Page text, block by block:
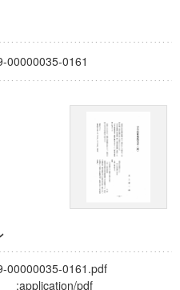
プログラム「超成熟社会発展のサ
00000035-0161
00000035-0161.pdf
:application/pdf